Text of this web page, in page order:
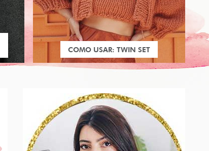
COMO USAR: TWIN SET